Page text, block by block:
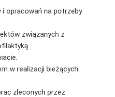
opracowań na potrzeby
związanych z
w realizacji bieżących
zleconych przez